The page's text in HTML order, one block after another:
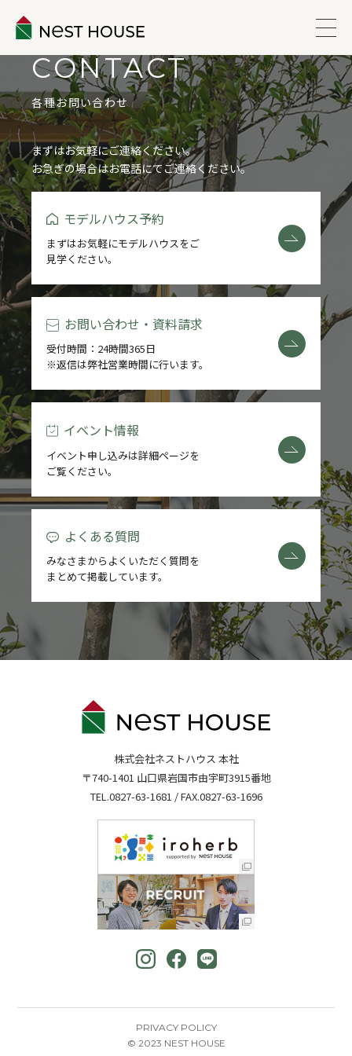
EVENT
ABOUT
WORKS
LINEUP
VOICE
ESTATE
REFORM
BLOG
COMPANY
モデルハウス来場予約
リフォームのお問い合わせ
CONTACT
各種お問い合わせ
まずはお気軽にご連絡ください。
お急ぎの場合はお電話にてご連絡ください。
モデルハウス予約
まずはお気軽にモデルハウスをご
見学ください。
お問い合わせ・資料請求
受付時間：24時間365日
※返信は弊社営業時間に行います。
イベント情報
イベント申し込みは詳細ページを
ご覧ください。
よくある質問
みなさまからよくいただく質問を
まとめて掲載しています。
株式会社ネストハウス 本社
〒740-1401 山口県岩国市由宇町3915番地
TEL.0827-63-1681 / FAX.0827-63-1696
PRIVACY POLICY
© 2023 NEST HOUSE